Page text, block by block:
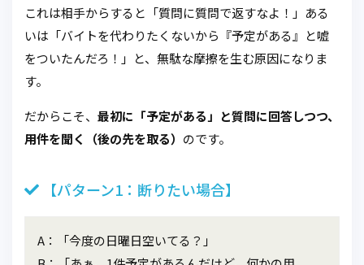
これは相手からすると「質問に質問で返すなよ！」ある
いは「バイトを代わりたくないから『予定がある』と嘘
をついたんだろ！」と、無駄な摩擦を生む原因になりま
す。
だからこそ、 最初に「予定がある」と質問に回答しつつ、
用件を聞く（後の先を取る） のです。
【パターン1：断りたい場合】
A：「今度の日曜日空いてる？」